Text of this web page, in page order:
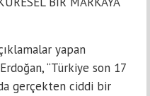
yapan
“Türkiye son 17
gerçekten ciddi bir